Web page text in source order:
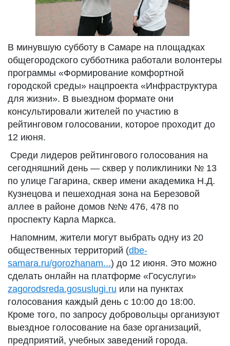
В минувшую субботу в Самаре на площадках
общегородского субботника работали волонтеры
программы «Формирование комфортной
городской среды» нацпроекта «Инфраструктура
для жизни». В выездном формате они
консультировали жителей по участию в
рейтинговом голосовании, которое проходит до
12 июня.
Среди лидеров рейтингового голосования на
сегодняшний день — сквер у поликлиники № 13
по улице Гагарина, сквер имени академика Н.Д.
Кузнецова и пешеходная зона на Березовой
аллее в районе домов №№ 476, 478 по
проспекту Карла Маркса.
Напомним, жители могут выбрать одну из 20
общественных территорий (dbe-
samara.ru/gorozhanam...) до 12 июня. Это можно
сделать онлайн на платформе «Госуслуги»
zagorodsreda.gosuslugi.ru или на пунктах
голосования каждый день с 10:00 до 18:00.
Кроме того, по запросу добровольцы организуют
выездное голосование на базе организаций,
предприятий, учебных заведений города.